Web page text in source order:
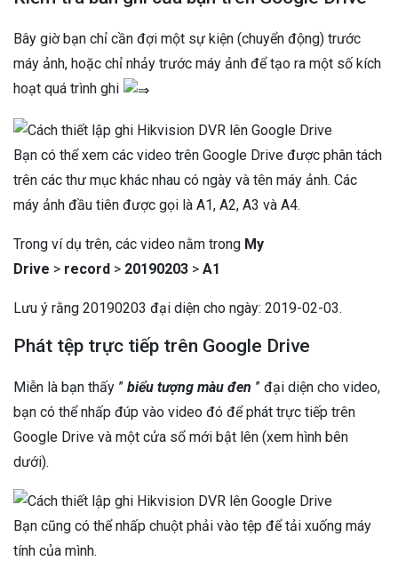
Bây giờ bạn chỉ cần đợi một sự kiện (chuyển động) trước
máy ảnh, hoặc chỉ nhảy trước máy ảnh để tạo ra một số kích
hoạt quá trình ghi
Bạn có thể xem các video trên Google Drive được phân tách
trên các thư mục khác nhau có ngày và tên máy ảnh. Các
máy ảnh đầu tiên được gọi là A1, A2, A3 và A4.
Trong ví dụ trên, các video nằm trong My
Drive > record > 20190203 > A1
Lưu ý rằng 20190203 đại diện cho ngày: 2019-02-03.
Phát tệp trực tiếp trên Google Drive
Miễn là bạn thấy ” biểu tượng màu đen ” đại diện cho video,
bạn có thể nhấp đúp vào video đó để phát trực tiếp trên
Google Drive và một cửa sổ mới bật lên (xem hình bên
dưới).
Bạn cũng có thể nhấp chuột phải vào tệp để tải xuống máy
tính của mình.